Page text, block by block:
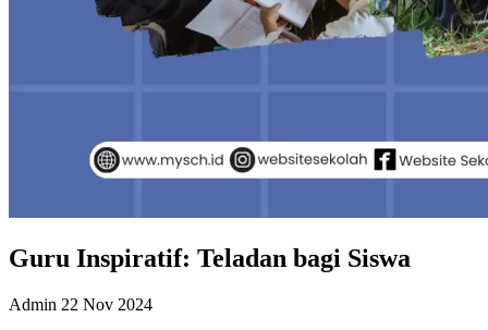
Guru Inspiratif: Teladan bagi Siswa
Admin 22 Nov 2024